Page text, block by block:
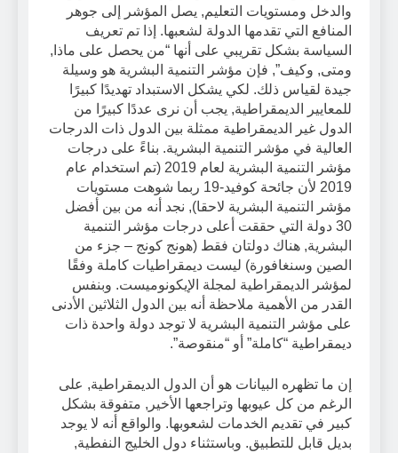
والدخل ومستويات التعليم, يصل المؤشر إلى جوهر
المنافع التي تقدمها الدولة لشعبها. إذا تم تعريف
السياسة بشكل تقريبي على أنها “من يحصل على ماذا,
ومتى, وكيف”, فإن مؤشر التنمية البشرية هو وسيلة
جيدة لقياس ذلك. لكي يشكل الاستبداد تهديدًا كبيرًا
للمعايير الديمقراطية, يجب أن نرى عددًا كبيرًا من
الدول غير الديمقراطية ممثلة بين الدول ذات الدرجات
العالية في مؤشر التنمية البشرية. بناءً على درجات
مؤشر التنمية البشرية لعام 2019 (تم استخدام عام
2019 لأن جائحة كوفيد-19 ربما شوهت مستويات
مؤشر التنمية البشرية لاحقا), نجد أنه من بين أفضل
30 دولة التي حققت أعلى درجات مؤشر التنمية
البشرية, هناك دولتان فقط (هونج كونج – جزء من
الصين وسنغافورة) ليست ديمقراطيات كاملة وفقًا
لمؤشر الديمقراطية لمجلة الإيكونوميست. وبنفس
القدر من الأهمية ملاحظة أنه بين الدول الثلاثين الأدنى
على مؤشر التنمية البشرية لا توجد دولة واحدة ذات
ديمقراطية “كاملة” أو “منقوصة”.
إن ما تظهره البيانات هو أن الدول الديمقراطية, على
الرغم من كل عيوبها وتراجعها الأخير, متفوقة بشكل
كبير في تقديم الخدمات لشعوبها. والواقع أنه لا يوجد
بديل قابل للتطبيق. وباستثناء دول الخليج النفطية,